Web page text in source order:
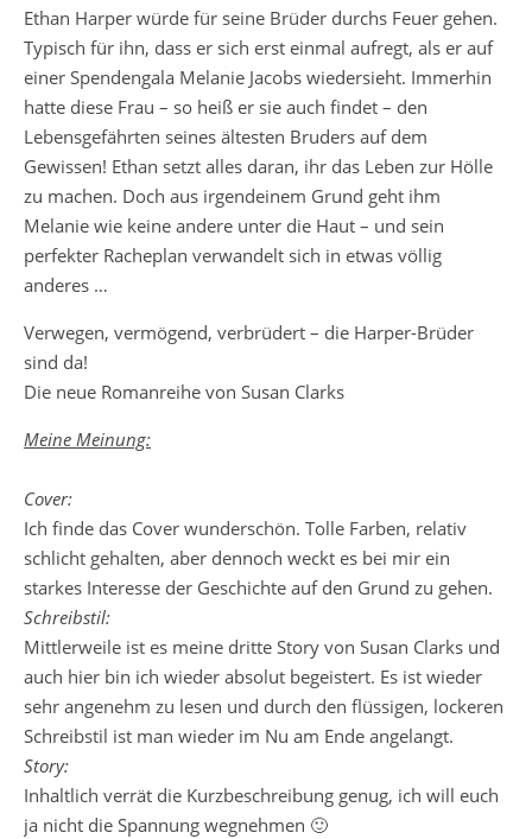
Ethan Harper würde für seine Brüder durchs Feuer gehen.
Typisch für ihn, dass er sich erst einmal aufregt, als er auf
einer Spendengala Melanie Jacobs wiedersieht. Immerhin
hatte diese Frau – so heiß er sie auch findet – den
Lebensgefährten seines ältesten Bruders auf dem
Gewissen! Ethan setzt alles daran, ihr das Leben zur Hölle
zu machen. Doch aus irgendeinem Grund geht ihm
Melanie wie keine andere unter die Haut – und sein
perfekter Racheplan verwandelt sich in etwas völlig
anderes …
Verwegen, vermögend, verbrüdert – die Harper-Brüder
sind da!
Die neue Romanreihe von Susan Clarks
Meine Meinung:
Cover:
Ich finde das Cover wunderschön. Tolle Farben, relativ
schlicht gehalten, aber dennoch weckt es bei mir ein
starkes Interesse der Geschichte auf den Grund zu gehen.
Schreibstil:
Mittlerweile ist es meine dritte Story von Susan Clarks und
auch hier bin ich wieder absolut begeistert. Es ist wieder
sehr angenehm zu lesen und durch den flüssigen, lockeren
Schreibstil ist man wieder im Nu am Ende angelangt.
Story:
Inhaltlich verrät die Kurzbeschreibung genug, ich will euch
ja nicht die Spannung wegnehmen 🙂